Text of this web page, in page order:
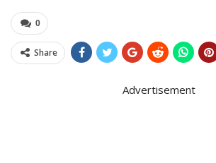
0
Share
Advertisement